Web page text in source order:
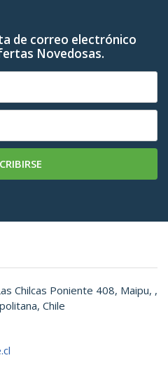
de correo electrónico
Novedosas.
Chilcas Poniente 408, Maipu, ,
Chile